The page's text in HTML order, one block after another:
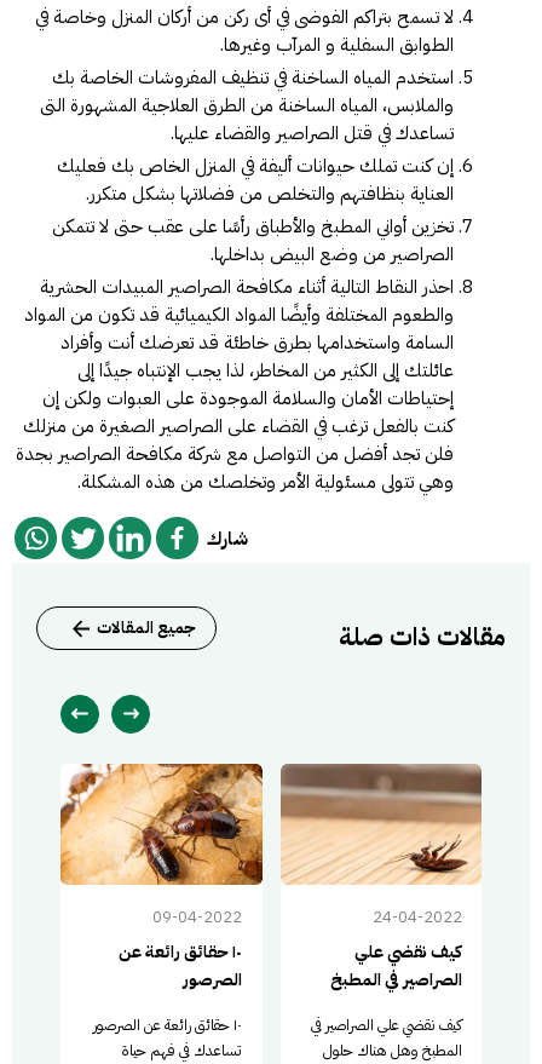
لا تسمح بتراكم الفوضى في أى ركن من أركان المنزل وخاصة في
الطوابق السفلية و المرآب وغيرها.
استخدم المياه الساخنة في تنظيف المفروشات الخاصة بك
والملابس، المياه الساخنة من الطرق العلاجية المشهورة التى
تساعدك في قتل الصراصير والقضاء عليها.
إن كنت تملك حيوانات أليفة في المنزل الخاص بك فعليك
العناية بنظافتهم والتخلص من فضلاتها بشكل متكرر.
تخزين أواني المطبخ والأطباق رأسًا على عقب حتى لا تتمكن
الصراصير من وضع البيض بداخلها.
احذر النقاط التالية أثناء مكافحة الصراصير المبيدات الحشرية
والطعوم المختلفة وأيضًا المواد الكيميائية قد تكون من المواد
السامة واستخدامها بطرق خاطئة قد تعرضك أنت وأفراد
عائلتك إلى الكثير من المخاطر، لذا يجب الإنتباه جيدًا إلى
إحتياطات الأمان والسلامة الموجودة على العبوات ولكن إن
كنت بالفعل ترغب في القضاء على الصراصير الصغيرة من منزلك
فلن تجد أفضل من التواصل مع شركة مكافحة الصراصير بجدة
وهيتتولى مسئولية الأمر وتخلصك من هذه المشكلة.
شارك
مقالات ذات صلة جميع المقالات
24-04-2022
كيف نقضي علي
الصراصير في المطبخ
كيف نقضي علي الصراصير في
المطبخ وهل هناك حلول
09-04-2022
١٠ حقائق رائعة عن
الصرصور
١٠ حقائق رائعة عن الصرصور
تساعدك في فهم حياة